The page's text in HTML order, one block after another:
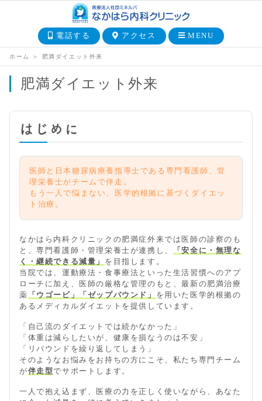
電話する アクセス MENU
ホーム ＞ 肥満ダイエット外来
肥満ダイエット外来
はじめに
医師と日本糖尿病療養指導士である専門看護師、管
理栄養士がチームで伴走。
もう一人で悩まない、医学的根拠に基づくダイエッ
ト治療。
なかはら内科クリニックの肥満症外来では医師の診察のも
と、専門看護師・管理栄養士が連携し、
「安全に・無理な
く・継続できる減量」 を目指します。
当院では、運動療法・食事療法といった生活習慣へのアプ
ローチに加え、医師の厳格な管理のもと、最新の肥満治療
薬
「ウゴービ」「ゼップバウンド」 を用いた医学的根拠の
あるメディカルダイエットを提供しています。
「自己流のダイエットでは続かなかった」
「体重は減らしたいが、健康を損なうのは不安」
「リバウンドを繰り返してしまう」
そのようなお悩みをお持ちの方にこそ、私たち専門チーム
が伴走型でサポートします。
一人で抱え込まず、医療の力を正しく使いながら、あなた